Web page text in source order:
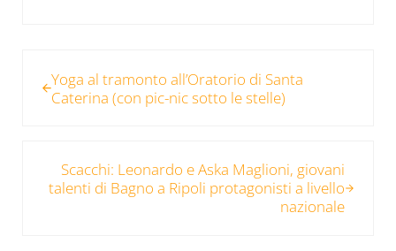
Yoga al tramonto all’Oratorio di Santa
Caterina (con pic-nic sotto le stelle)
Scacchi: Leonardo e Aska Maglioni, giovani
talenti di Bagno a Ripoli protagonisti a livello
nazionale